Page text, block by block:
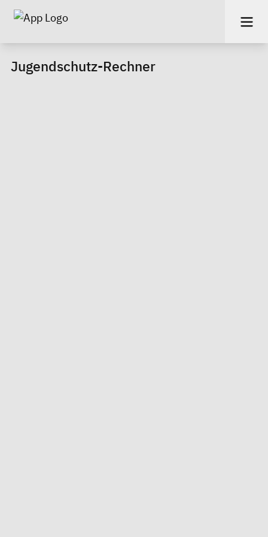
Jugendschutz-Rechner